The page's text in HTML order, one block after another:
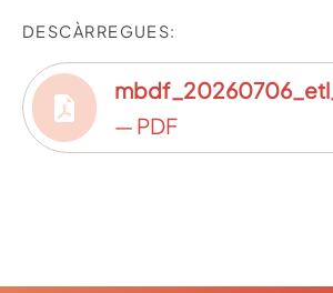
DESCÀRREGUES:
— PDF